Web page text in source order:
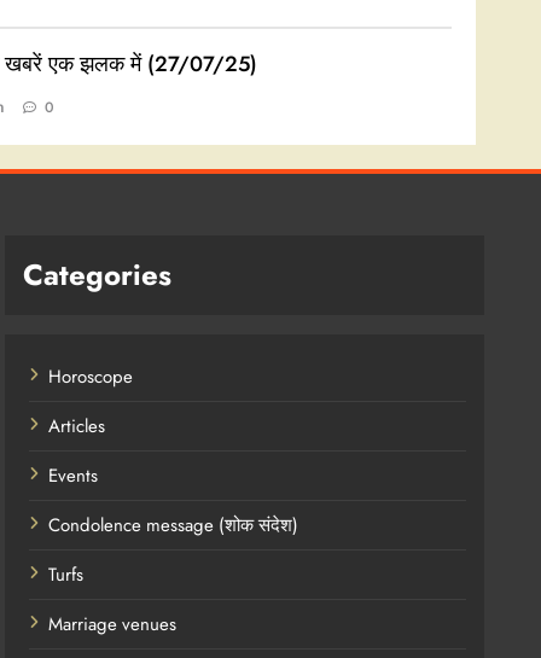
खबरें एक झलक में (27/07/25)
0
Categories
Horoscope
Articles
Events
Condolence message (शोक संदेश)
Turfs
Marriage venues